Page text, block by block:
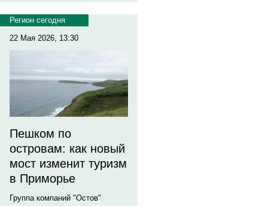
Регион сегодня
22 Мая 2026, 13:30
Пешком по
островам: как новый
мост изменит туризм
в Приморье
Группа компаний "Остов"